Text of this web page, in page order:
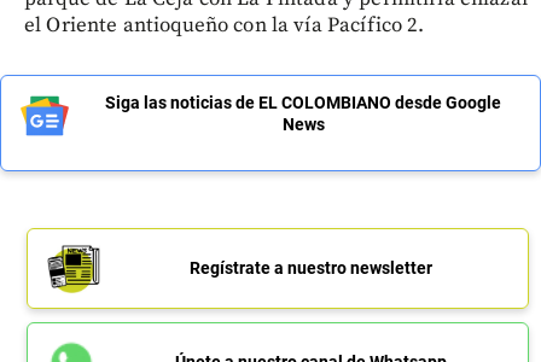
el Oriente antioqueño con la vía Pacífico 2.
Siga las noticias de EL COLOMBIANO desde Google
News
Regístrate a nuestro newsletter